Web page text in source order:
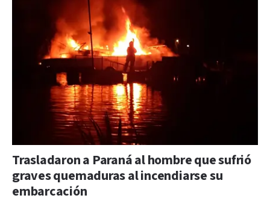
Trasladaron a Paraná al hombre que sufrió
graves quemaduras al incendiarse su
embarcación